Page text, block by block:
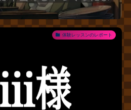
体験レッスンのレポート